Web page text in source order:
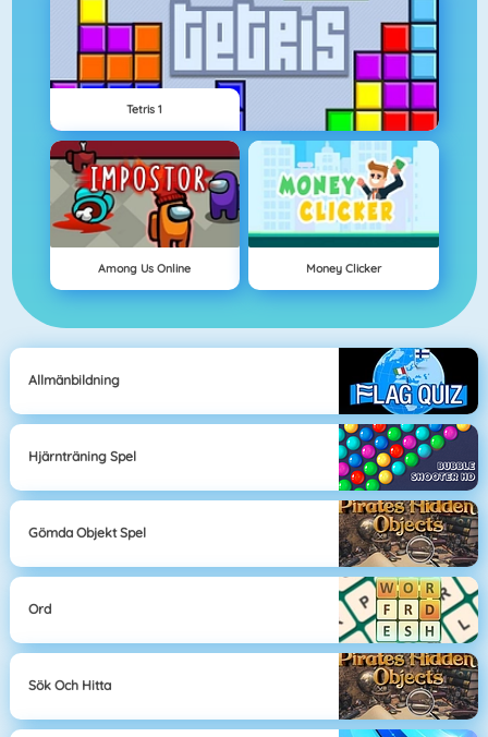
Tetris 1
Among Us Online Money Clicker
Allmänbildning
Hjärnträning Spel
Gömda Objekt Spel
Ord
Sök Och Hitta